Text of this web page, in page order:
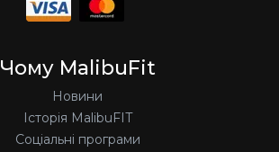
Чому MalibuFit
Новини
Історія MalibuFIT
Соціальні програми